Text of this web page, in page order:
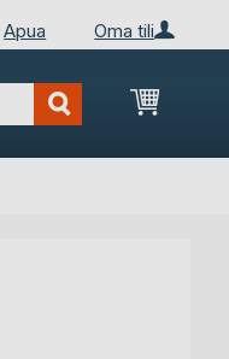
Oma tili
Apua